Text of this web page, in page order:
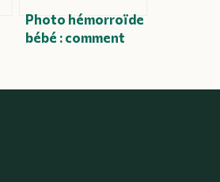
Photo hémorroïde
bébé : comment
signes inquiétants